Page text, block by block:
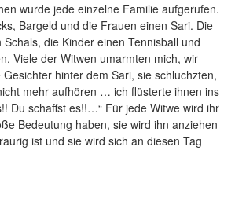
wurde jede einzelne Familie aufgerufen.
Bargeld und die Frauen einen Sari. Die
die Kinder einen Tennisball und
Viele der Witwen umarmten mich, wir
hinter dem Sari, sie schluchzten,
mehr aufhören … ich flüsterte ihnen ins
Du schaffst es!!…“ Für jede Witwe wird ihr
Bedeutung haben, sie wird ihn anziehen
ist und sie wird sich an diesen Tag